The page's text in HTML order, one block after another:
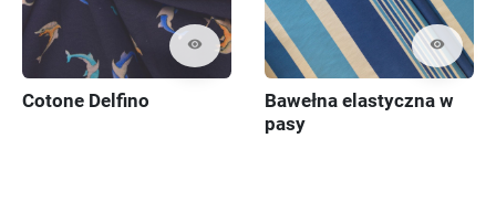
visibility
Cotone Delfino
visibility
Bawełna elastyczna w
pasy